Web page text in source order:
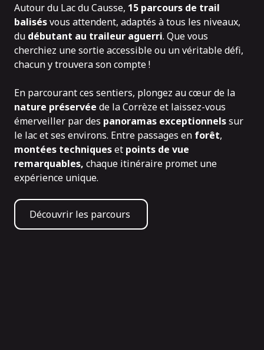
Autour du Lac du Causse, 15 parcours de trail
balisésvous attendent, adaptés à tous les niveaux,
du débutant au traileur aguerri. Que vous
cherchiez une sortie accessible ou un véritable défi,
chacun y trouvera son compte !
En parcourant ces sentiers, plongez au cœur de la
nature préservée de la Corrèze et laissez-vous
émerveiller par des panoramas exceptionnelssur
le lac et ses environs. Entre passages en forêt,
montées techniqueset points de vue
remarquables, chaque itinéraire promet une
expérience unique.
Découvrir les parcours